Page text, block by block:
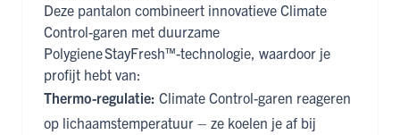
Deze pantalon combineert innovatieve Climate
Control-garen met duurzame
Polygiene StayFresh™-technologie, waardoor je
profijt hebt van:
Thermo-regulatie: Climate Control-garen reageren
op lichaamstemperatuur – ze koelen je af bij